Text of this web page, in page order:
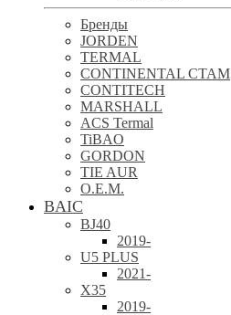
Бренды
JORDEN
TERMAL
CONTINENTAL CTAM
CONTITECH
MARSHALL
ACS Termal
TiBAO
GORDON
TIE AUR
O.E.M.
BAIC
BJ40
2019-
U5 PLUS
2021-
X35
2019-